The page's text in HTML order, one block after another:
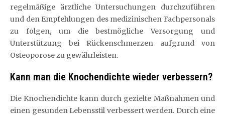
regelmäßige ärztliche Untersuchungen durchzuführen
und den Empfehlungen des medizinischen Fachpersonals
zu folgen, um die bestmögliche Versorgung und
Unterstützung bei Rückenschmerzen aufgrund von
Osteoporose zu gewährleisten.
Kann man die Knochendichte wieder verbessern?
Die Knochendichte kann durch gezielte Maßnahmen und
einen gesunden Lebensstil verbessert werden. Durch eine